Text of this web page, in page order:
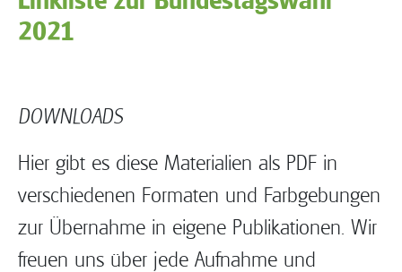
2021
DOWNLOADS
Hier gibt es diese Materialien als PDF in
verschiedenen Formaten und Farbgebungen
zur Übernahme in eigene Publikationen. Wir
freuen uns über jede Aufnahme und